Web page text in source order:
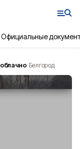
Официальные
облачно Белгород